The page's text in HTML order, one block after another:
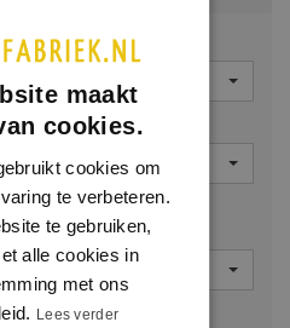
maakt
cookies.
cookies om
te verbeteren.
te gebruiken,
alle cookies in
met ons
Lees verder